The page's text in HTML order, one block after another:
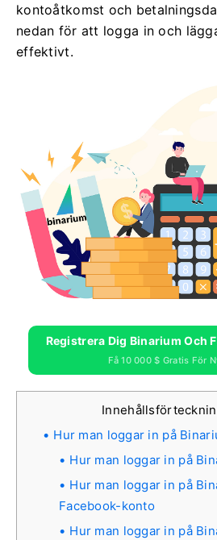
kontoåtkomst och
nedan för att logga in och
effektivt.
Registrera Dig Binarium Och
Få 10 000 $ Gratis För
Hur man loggar in på
Hur man loggar in på
Hur man loggar in på
Facebook-konto
Hur man loggar in på